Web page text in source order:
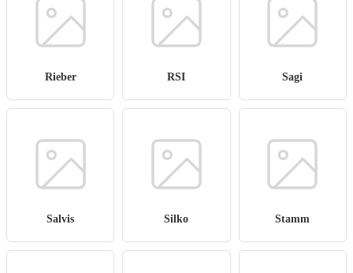
Rieber RSI Sagi
Salvis Silko Stamm